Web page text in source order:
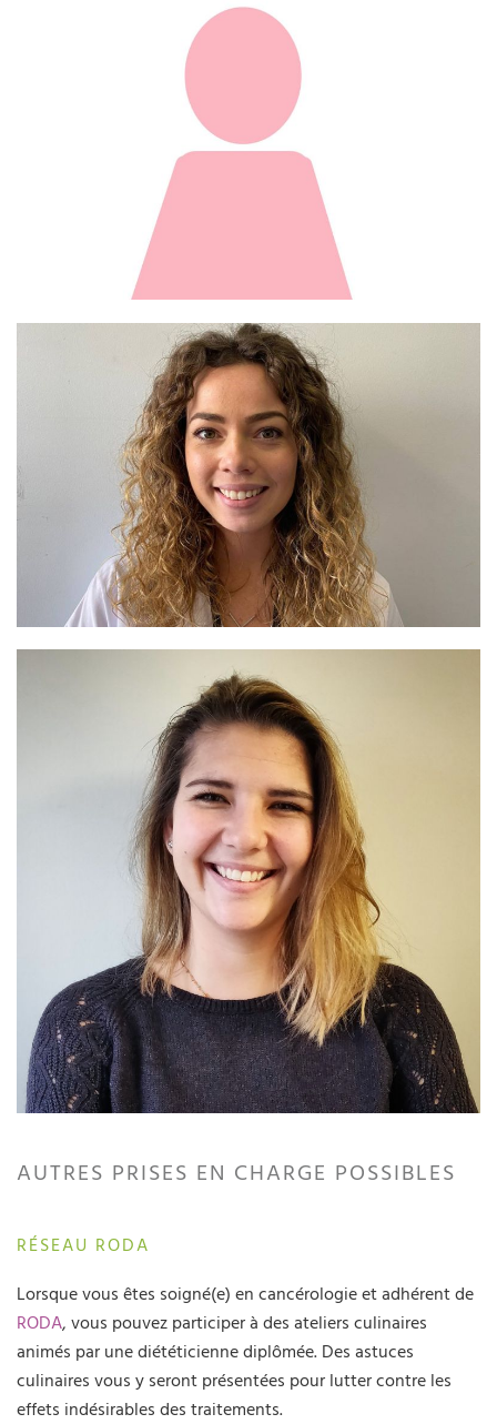
AUTRES PRISES EN CHARGE POSSIBLES
RÉSEAU RODA
Lorsque vous êtes soigné(e) en cancérologie et adhérent de
RODA, vous pouvez participer à des ateliers culinaires
animés par une diététicienne diplômée. Des astuces
culinaires vous y seront présentées pour lutter contre les
effets indésirables des traitements.